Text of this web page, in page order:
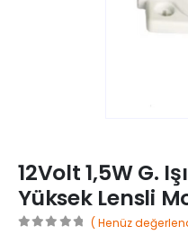
12Volt 1,5W G.
Yüksek Lensli
( Henüz